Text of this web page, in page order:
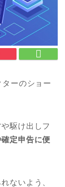
ーのショー
駆け出しフ
定申告に便
ないよう、